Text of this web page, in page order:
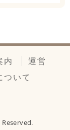
内
運営
ついて